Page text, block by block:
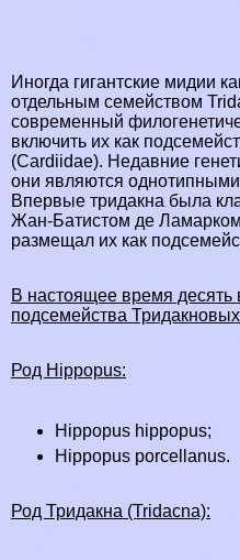
Иногда гигантские мидии
отдельным семейством
современный
включить их как
(Cardiidae). Недавние
они являются
Впервые тридакна была
Жан-Батистом де
размещал их как
В настоящее время десять
подсемейства
Род Hippopus:
Hippopus hippopus;
Hippopus porcellanus.
Род Тридакна (Tridacna):